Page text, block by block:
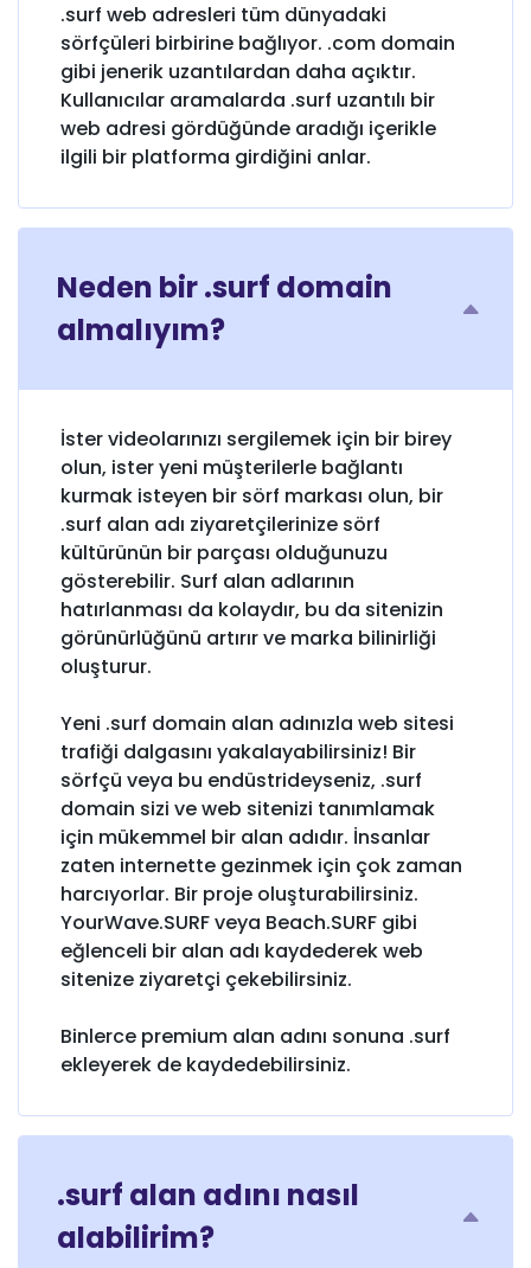
.surf web adresleri tüm dünyadaki
sörfçüleri birbirine bağlıyor. .com domain
gibi jenerik uzantılardan daha açıktır.
Kullanıcılar aramalarda .surf uzantılı bir
web adresi gördüğünde aradığı içerikle
ilgili bir platforma girdiğini anlar.
Neden bir .surf domain
almalıyım?
İster videolarınızı sergilemek için bir birey
olun, ister yeni müşterilerle bağlantı
kurmak isteyen bir sörf markası olun, bir
.surf alan adı ziyaretçilerinize sörf
kültürünün bir parçası olduğunuzu
gösterebilir. Surf alan adlarının
hatırlanması da kolaydır, bu da sitenizin
görünürlüğünü artırır ve marka bilinirliği
oluşturur.
Yeni .surf domain alan adınızla web sitesi
trafiği dalgasını yakalayabilirsiniz! Bir
sörfçü veya bu endüstrideyseniz, .surf
domain sizi ve web sitenizi tanımlamak
için mükemmel bir alan adıdır. İnsanlar
zaten internette gezinmek için çok zaman
harcıyorlar. Bir proje oluşturabilirsiniz.
YourWave.SURF veya Beach.SURF gibi
eğlenceli bir alan adı kaydederek web
sitenize ziyaretçi çekebilirsiniz.
Binlerce premium alan adını sonuna .surf
ekleyerek de kaydedebilirsiniz.
.surf alan adını nasıl
alabilirim?